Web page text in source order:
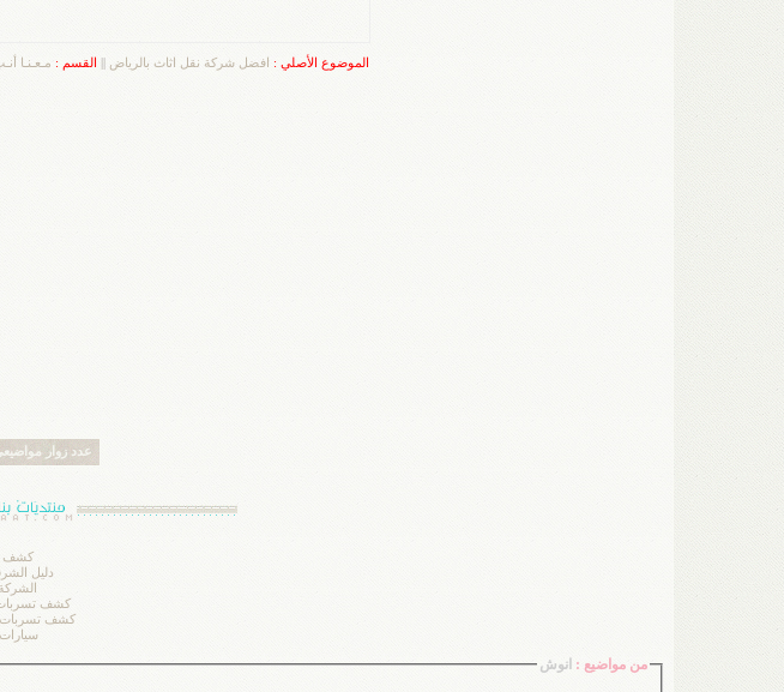
الموضوع الأصلي : افضل شركة نقل اثاث بالرياض القسم : مـعـنـا
عدد زوار
كشف
دليل
كشف تسربات
كشف تسربات
من مواضيع : انوش